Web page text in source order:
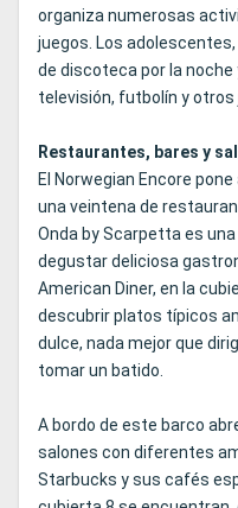
organiza numerosas
juegos. Los
de discoteca por la noche
televisión, futbolín y otros
Restaurantes, bares y
El Norwegian Encore
una veintena de
Onda by Scarpetta es
degustar deliciosa
American Diner, en la
descubrir platos típicos
dulce, nada mejor que
tomar un batido.
A bordo de este barco
salones con diferentes
Starbucks y sus cafés